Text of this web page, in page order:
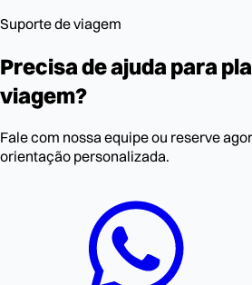
Suporte de viagem
Precisa de ajuda para
viagem?
Fale com nossa equipe ou reserve
orientação personalizada.